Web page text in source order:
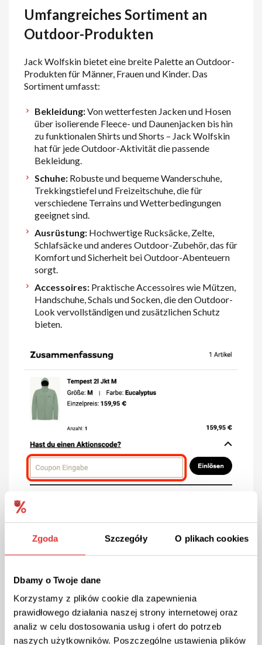
Zgoda Szczegóły O plikach cookies
Dbamy o Twoje dane
Korzystamy z plików cookie dla zapewnienia
prawidłowego działania naszej strony internetowej oraz
analiz w celu dostosowania usług i ofert do potrzeb
naszych użytkowników. Poszczególne ustawienia plików
Umfangreiches Sortiment an
Outdoor-Produkten
Jack Wolfskin bietet eine breite Palette an Outdoor-
Produkten für Männer, Frauen und Kinder. Das
Sortiment umfasst:
Bekleidung:Von wetterfesten Jacken und Hosen
über isolierende Fleece- und Daunenjacken bis hin
zu funktionalen Shirts und Shorts – Jack Wolfskin
hat für jede Outdoor-Aktivität die passende
Bekleidung.
Schuhe:Robuste und bequeme Wanderschuhe,
Trekkingstiefel und Freizeitschuhe, die für
verschiedene Terrains und Wetterbedingungen
geeignet sind.
Ausrüstung:Hochwertige Rucksäcke, Zelte,
Schlafsäcke und anderes Outdoor-Zubehör, das für
Komfort und Sicherheit bei Outdoor-Abenteuern
sorgt.
Accessoires:Praktische Accessoires wie Mützen,
Handschuhe, Schals und Socken, die den Outdoor-
Look vervollständigen und zusätzlichen Schutz
bieten.
Fokus
Jack Wolfskin legt großen Wert auf die
Funktionalität und Innovation seiner Produkte. Die
Bekleidung und Ausrüstung werden aus